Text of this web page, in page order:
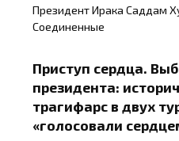
Президент Ирака Саддам
Соединенные
Приступ сердца.
президента:
трагифарс в двух
«голосовали